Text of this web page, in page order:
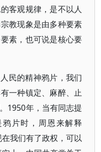
客观规律，是不以人
教现象是由多种要素
素，也可说是核心要
民的精神鸦片，我们
一种镇定、麻醉、止
1950年，当有同志提
片时，周恩来解释
我们有了政权，可以